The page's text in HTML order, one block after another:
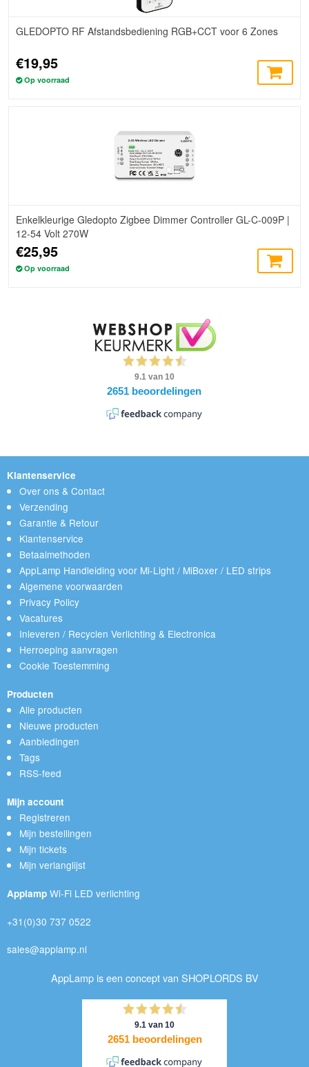
GLEDOPTO RF Afstandsbediening RGB+CCT voor 6 Zones
€19,95
Op voorraad
Enkelkleurige Gledopto Zigbee Dimmer Controller GL-C-009P |
12-54 Volt 270W
€25,95
Op voorraad
Klantenservice
Over ons & Contact
Verzending
Garantie & Retour
Klantenservice
Betaalmethoden
AppLamp Handleiding voor Mi-Light / MiBoxer / LED strips
Algemene voorwaarden
Privacy Policy
Vacatures
Inleveren / Recyclen Verlichting & Electronica
Herroeping aanvragen
Cookie Toestemming
Producten
Alle producten
Nieuwe producten
Aanbiedingen
Tags
RSS-feed
Mijn account
Registreren
Mijn bestellingen
Mijn tickets
Mijn verlanglijst
Applamp Wi-Fi LED verlichting
+31(0)30 737 0522
sales@applamp.nl
AppLamp is een concept van SHOPLORDS BV